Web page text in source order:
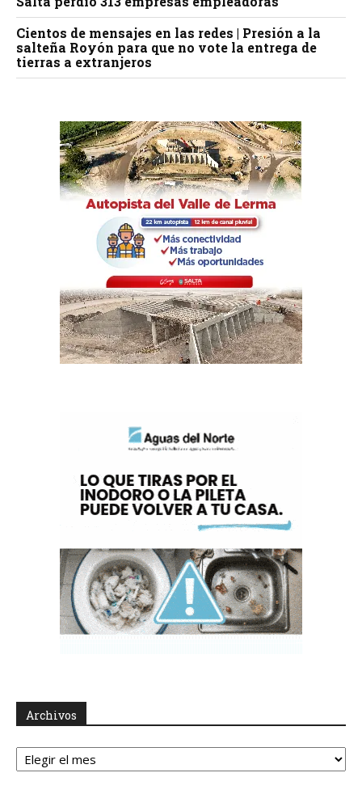
Cientos de mensajes en las redes | Presión a la
salteña Royón para que no vote la entrega de
tierras a extranjeros
Archivos
Archivos